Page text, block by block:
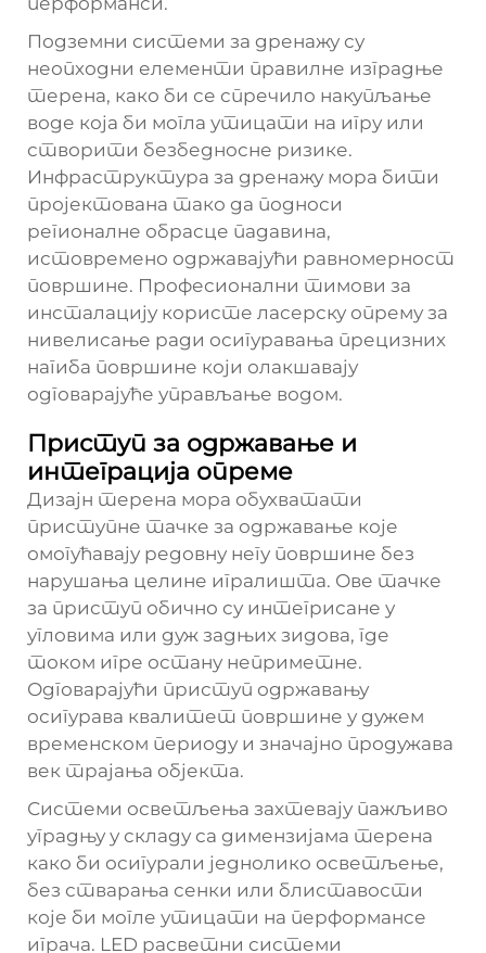
Подземни системи за дренажу су
неопходни елементи правилне изградње
терена, како би се спречило накупљање
воде која би могла утицати на игру или
створити безбедносне ризике.
Инфраструктура за дренажу мора бити
пројектована тако да подноси
регионалне обрасце падавина,
истовремено одржавајући равномерност
површине. Професионални тимови за
инсталацију користе ласерску опрему за
нивелисање ради осигуравања прецизних
нагиба површине који олакшавају
одговарајуће управљање водом.
Приступ за одржавање и
интеграција опреме
Дизајн терена мора обухватати
приступне тачке за одржавање које
омогућавају редовну негу површине без
нарушања целине игралишта. Ове тачке
за приступ обично су интегрисане у
угловима или дуж задњих зидова, где
током игре остану неприметне.
Одговарајући приступ одржавању
осигурава квалитет површине у дужем
временском периоду и значајно продужава
век трајања објекта.
Системи осветљења захтевају пажљиво
уградњу у складу са димензијама терена
како би осигурали једнолико осветљење,
без стварања сенки или блиставости
које би могле утицати на перформансе
играча. LED расветни системи